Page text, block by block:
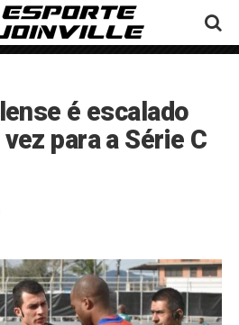
é escalado
para a Série C